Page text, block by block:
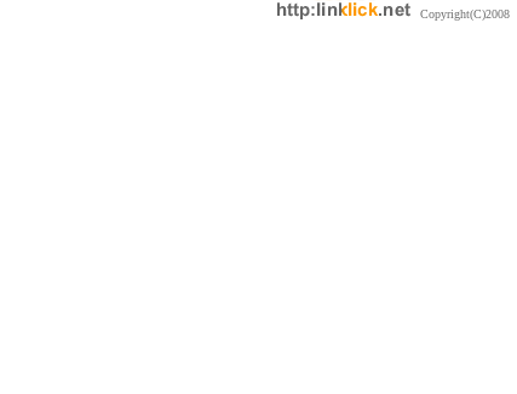
Copyright(C)2008